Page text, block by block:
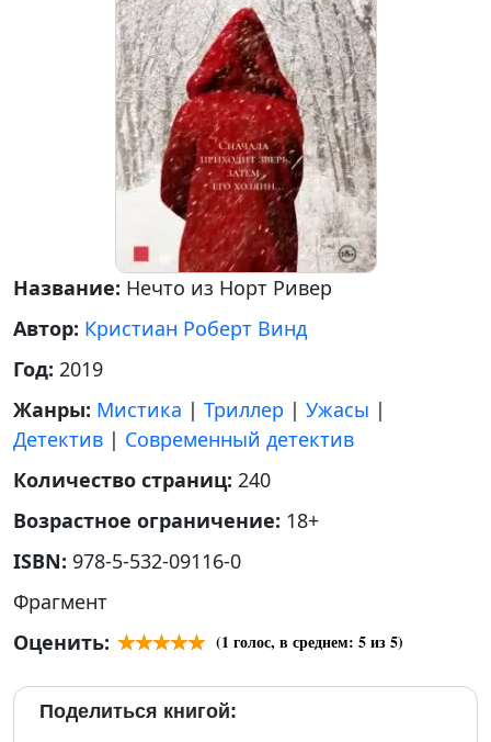
Название: Нечто из Норт Ривер
Автор: Кристиан Роберт Винд
Год: 2019
Жанры: Мистика | Триллер | Ужасы |
Детектив | Современный детектив
Количество страниц: 240
Возрастное ограничение: 18+
ISBN: 978-5-532-09116-0
Фрагмент
Оценить:
(1 голос, в среднем: 5из 5)
Поделиться книгой: